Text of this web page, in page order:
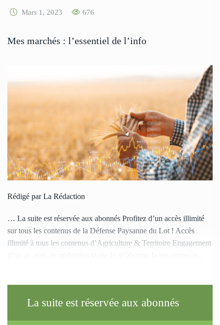
Mars 1, 2023 676
Mes marchés : l’essentiel de l’info
Rédigé par La Rédaction
… La suite est réservée aux abonnés Profitez d’un accès illimité
sur tous les contenus de la Défense Paysanne du Lot ! Accès
illimité à tous les contenus d’Agriculture & Territoire Engagement
La suite est réservée aux abonnés